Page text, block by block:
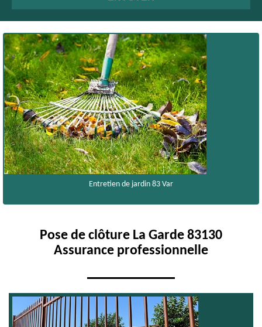
Entretien de jardin 83 Var
Pose de clôture La Garde 83130
Assurance professionnelle